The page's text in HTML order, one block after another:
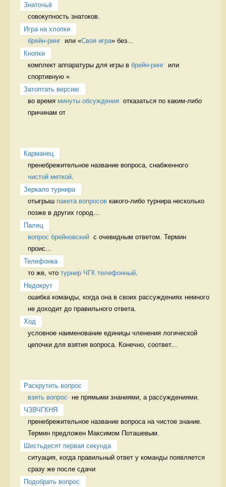
Знаточьё
совокупность знатоков.
Игра на хлопки
брейн-ринг
  или «
Своя игра» без...
Кнопки
комплект аппаратуры для игры в брейн-ринг
  или
спортивную «
Затоптать версию
во время минуты обсуждения
  отказаться по каким-либо
причинам от
Карманец
чистой меткой
Зеркало турнира
отыгрыш пакета вопросов какого-либо турнира несколько
позже в других город...
Палец
вопрос брейновский
  с очевидным ответом. Термин
проис...
Телефонка
то же, что турнир ЧГК телефонный
Недокрут
ошибка команды, когда она в своих рассуждениях немного
не доходит до правильного ответа.
Ход
условное наименование единицы членения логической
цепочки для взятия вопроса. Конечно, соответ...
Раскрутить вопрос
взять вопрос
  не прямыми знаниями, а рассуждениями.
ЧЗВЧГКНЯ
пренебрежительное название вопроса на чистое знание.
Термин предложен Максимом Поташевым.
Шестьдесят первая секунда
ситуация, когда правильный ответ у команды появляется
сразу же после сдачи
Подобрать вопрос